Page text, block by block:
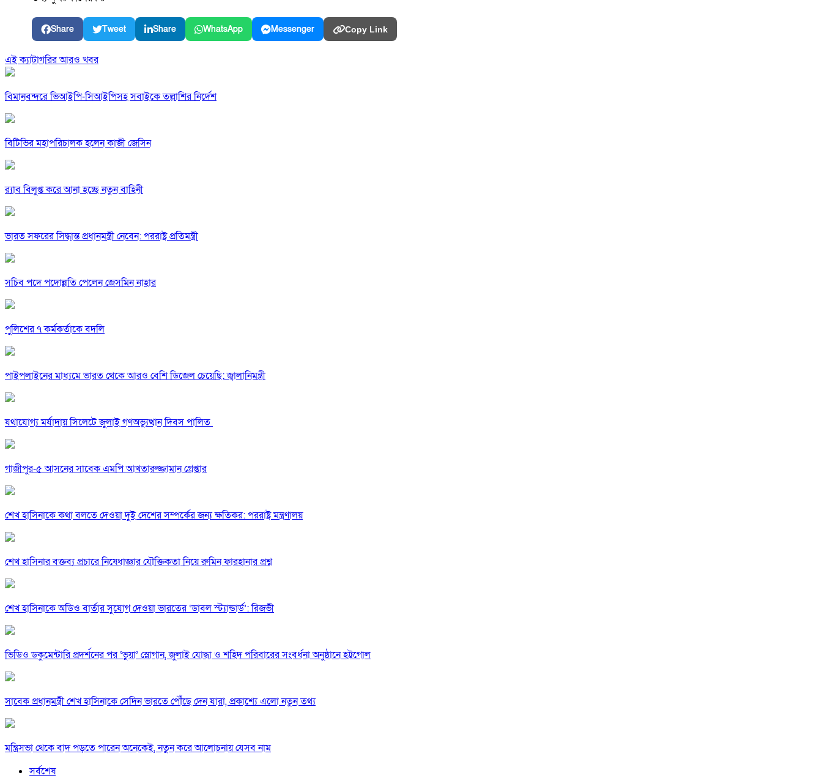
Share Tweet Share WhatsApp Messenger Copy Link
এই ক্যাটাগরির আরও খবর
বিমানবন্দরে ভিআইপি-সিআইপিসহ সবাইকে তল্লাশির নির্দেশ
বিটিভির মহাপরিচালক হলেন কাজী জেসিন
র‍্যাব বিলুপ্ত করে আনা হচ্ছে নতুন বাহিনী
ভারত সফরের সিদ্ধান্ত প্রধানমন্ত্রী নেবেন: পররাষ্ট্র প্রতিমন্ত্রী
সচিব পদে পদোন্নতি পেলেন জেসমিন নাহার
পুলিশের ৭ কর্মকর্তাকে বদলি
পাইপলাইনের মাধ্যমে ভারত থেকে আরও বেশি ডিজেল চেয়েছি: জ্বালানিমন্ত্রী
যথাযোগ্য মর্যাদায় সিলেটে জুলাই গণঅভ্যুত্থান দিবস পালিত
গাজীপুর-৫ আসনের সাবেক এমপি আখতারুজ্জামান গ্রেপ্তার
শেখ হাসিনাকে কথা বলতে দেওয়া দুই দেশের সম্পর্কের জন্য ক্ষতিকর: পররাষ্ট্র মন্ত্রণালয়
শেখ হাসিনার বক্তব্য প্রচারে নিষেধাজ্ঞার যৌক্তিকতা নিয়ে রুমিন ফারহানার প্রশ্ন
শেখ হাসিনাকে অডিও বার্তার সুযোগ দেওয়া ভারতের ‘ডাবল স্ট্যান্ডার্ড’: রিজভী
ভিডিও ডকুমেন্টারি প্রদর্শনের পর ‘ভুয়া’ স্লোগান, জুলাই যোদ্ধা ও শহিদ পরিবারের সংবর্ধনা অনুষ্ঠানে হট্টগোল
সাবেক প্রধানমন্ত্রী শেখ হাসিনাকে সেদিন ভারতে পৌঁছে দেন যারা, প্রকাশ্যে এলো নতুন তথ্য
মন্ত্রিসভা থেকে বাদ পড়তে পারেন অনেকেই, নতুন করে আলোচনায় যেসব নাম
সর্বশেষ